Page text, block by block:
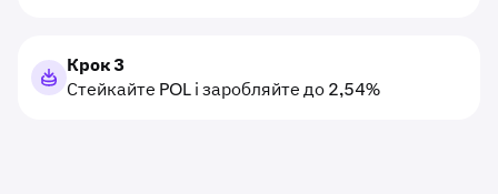
Крок 3
Стейкайте POL і заробляйте до 2,54%